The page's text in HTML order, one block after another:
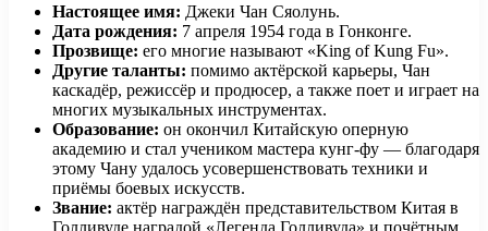
Настоящее имя: Джеки Чан Сяолунь.
Дата рождения: 7 апреля 1954 года в Гонконге.
Прозвище: его многие называют «King of Kung Fu».
Другие таланты: помимо актёрской карьеры, Чан
каскадёр, режиссёр и продюсер, а также поет и играет на
многих музыкальных инструментах.
Образование: он окончил Китайскую оперную
академию и стал учеником мастера кунг-фу — благодаря
этому Чану удалось усовершенствовать техники и
приёмы боевых искусств.
Звание: актёр награждён представительством Китая в
Голливуде наградой «Легенда Голливуда» и почётным